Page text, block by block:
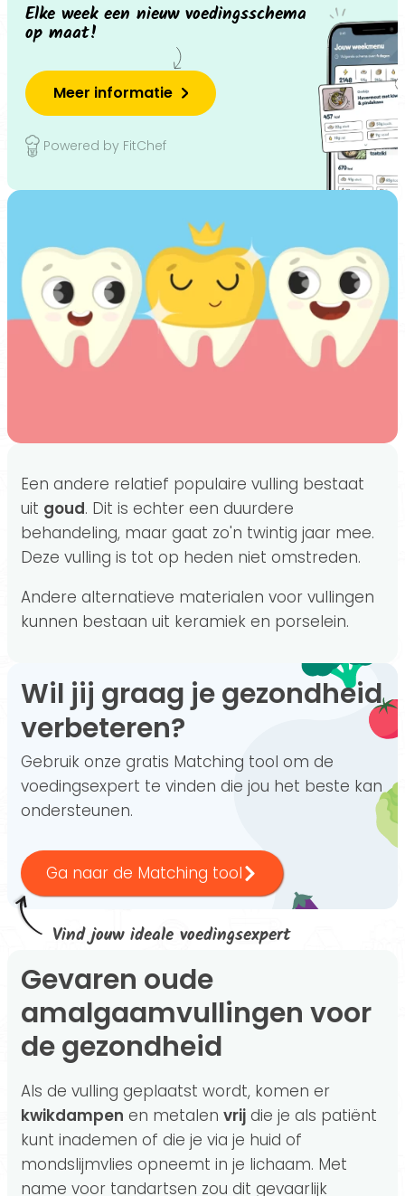
Elke week een nieuw voedingsschema
op maat!
Meer informatie
Powered by FitChef
Een andere relatief populaire vulling bestaat
uit goud. Dit is echter een duurdere
behandeling, maar gaat zo'n twintig jaar mee.
Deze vulling is tot op heden niet omstreden.
Andere alternatieve materialen voor vullingen
kunnen bestaan uit keramiek en porselein.
Wil jij graag je gezondheid
verbeteren?
Gebruik onze gratis Matching tool om de
voedingsexpert te vinden die jou het beste kan
ondersteunen.
Ga naar de Matching tool
Vind jouw ideale voedingsexpert
Gevaren oude
amalgaamvullingen voor
de gezondheid
Als de vulling geplaatst wordt, komen er
kwikdampen en metalen vrij die je als patiënt
kunt inademen of die je via je huid of
mondslijmvlies opneemt in je lichaam. Met
name voor tandartsen zou dit gevaarlijk